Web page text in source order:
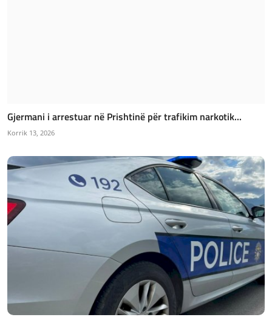
Gjermani i arrestuar në Prishtinë për trafikim narkotik...
Korrik 13, 2026